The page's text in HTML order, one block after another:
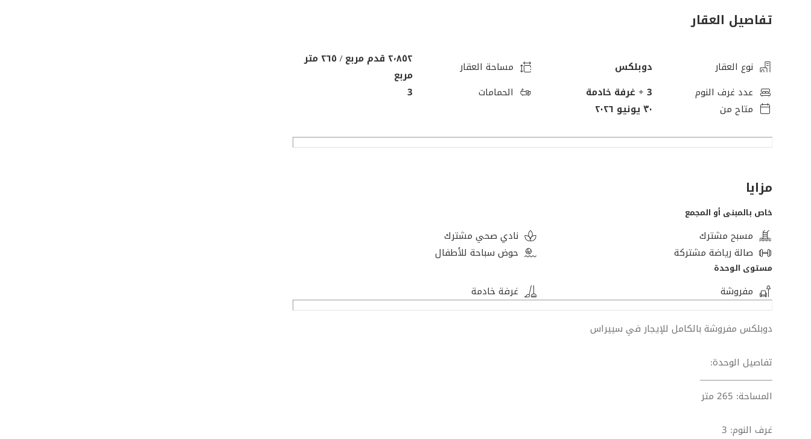
تفاصيل العقار
نوع العقار دوبلكس مساحة العقار
٢٬٨٥٢ قدم مربع / ٢٦٥ متر
مربع
عدد غرف النوم
3 + غرفة خادمة الحمامات
3
متاح من
٣٠ يونيو ٢٠٢٦
مزايا
خاص بالمبنى أو المجمع
مسبح مشترك
نادي صحي مشترك
صالة رياضة مشتركة
حوض سباحة للأطفال
مستوى الوحدة
مفروشة غرفة خادمة
دوبلكس مفروشة بالكامل للإيجار في سييراس
تفاصيل الوحدة:
————————
المساحة: 265 متر
غرف النوم: 3